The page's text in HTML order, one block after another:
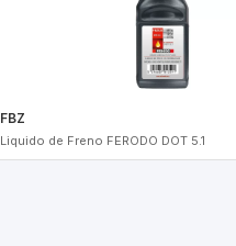
FBZ
Liquido de Freno FERODO DOT 5.1